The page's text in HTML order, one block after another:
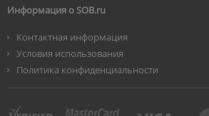
Информация о SOB.ru
Контактная информация
Условия использования
Политика конфиденциальности